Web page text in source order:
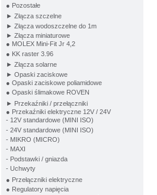
● Pozostałe
► Złącza szczelne
► Złącza wodoszczelne do 1m
► Złącza miniaturowe
● MOLEX Mini-Fit Jr 4,2
● KK raster 3.96
► Złącza solarne
► Opaski zaciskowe
● Opaski zaciskowe poliamidowe
● Opaski ślimakowe ROVEN
► Przekaźniki / przełączniki
● Przekaźniki elektryczne 12V / 24V
- 12V standardowe (MINI ISO)
- 24V standardowe (MINI ISO)
- MIKRO (MICRO)
- MAXI
- Podstawki / gniazda
- Uchwyty
● Przełączniki elektryczne
● Regulatory napięcia